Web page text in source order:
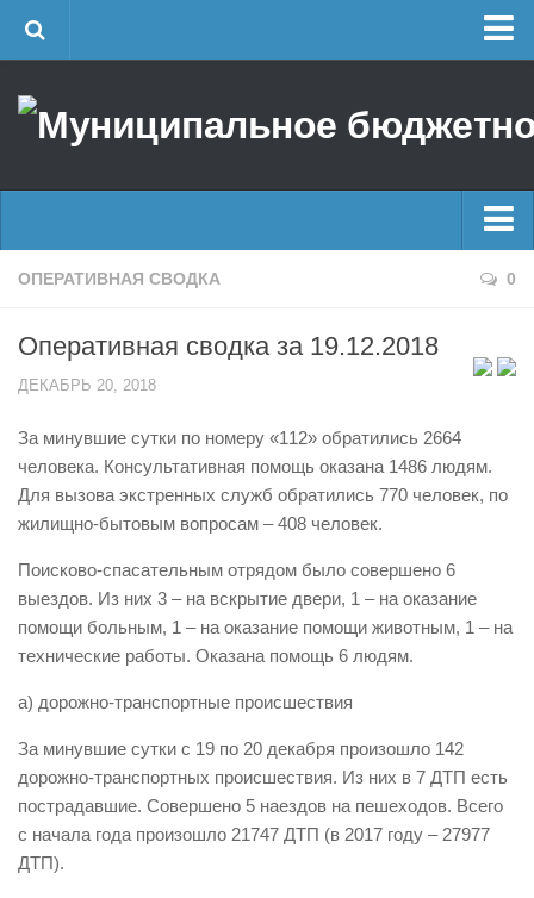
Об учреждении
Районные УГЗ
Поисково-спасательный отряд г. Уфы
Центр размещения пострадавших
Отчеты о реализации муниципальных программ
Документы
История
Виды деятельности
Обслуживание опасных производственных объектов
Уголок гражданской обороны
Пресс-центр
Главные новости
Оперативная сводка
Половодье
ОПЕРАТИВНАЯ СВОДКА 0
Оперативная сводка за 19.12.2018
ДЕКАБРЬ 20, 2018
За минувшие сутки по номеру «112» обратились 2664
человека. Консультативная помощь оказана 1486 людям.
Для вызова экстренных служб обратились 770 человек, по
жилищно-бытовым вопросам – 408 человек.
Поисково-спасательным отрядом было совершено 6
выездов. Из них 3 – на вскрытие двери, 1 – на оказание
помощи больным, 1 – на оказание помощи животным, 1 – на
технические работы. Оказана помощь 6 людям.
а) дорожно-транспортные происшествия
За минувшие сутки с 19 по 20 декабря произошло 142
дорожно-транспортных происшествия. Из них в 7 ДТП есть
пострадавшие. Совершено 5 наездов на пешеходов. Всего
с начала года произошло 21747 ДТП (в 2017 году – 27977
ДТП).